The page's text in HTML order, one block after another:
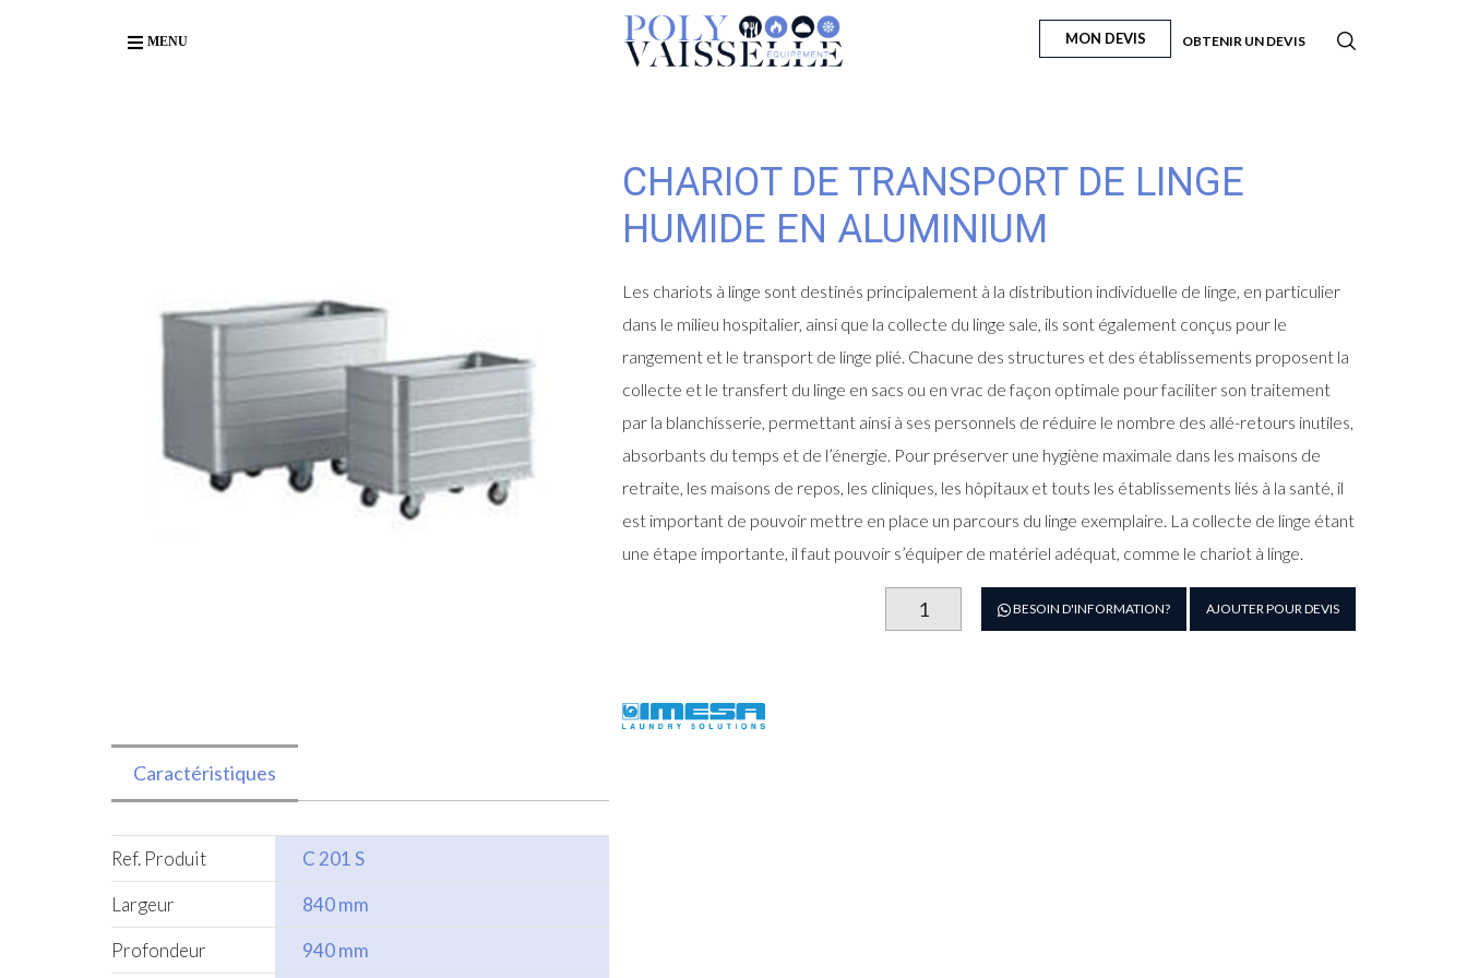
MENU MON DEVIS OBTENIR UN DEVIS
CHARIOT DE TRANSPORT DE LINGE
HUMIDE EN ALUMINIUM
Les chariots à linge sont destinés principalement à la distribution individuelle de linge, en particulier
dans le milieu hospitalier, ainsi que la collecte du linge sale, ils sont également conçus pour le
rangement et le transport de linge plié. Chacune des structures et des établissements proposent la
collecte et le transfert du linge en sacs ou en vrac de façon optimale pour faciliter son traitement
par la blanchisserie, permettant ainsi à ses personnels de réduire le nombre des allé-retours inutiles,
absorbants du temps et de l’énergie. Pour préserver une hygiène maximale dans les maisons de
retraite, les maisons de repos, les cliniques, les hôpitaux et touts les établissements liés à la santé, il
est important de pouvoir mettre en place un parcours du linge exemplaire. La collecte de linge étant
une étape importante, il faut pouvoir s’équiper de matériel adéquat, comme le chariot à linge.
quantitéBESOIN D'INFORMATION? AJOUTER POUR DEVIS
Caractéristiques
Ref. Produit
C 201 S
Largeur
840 mm
Profondeur
940 mm